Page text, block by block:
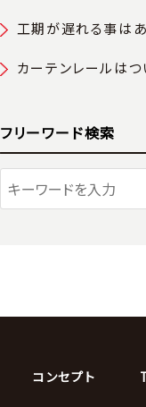
工期が遅れる事は
カーテンレールはつ
フリーワード検索
コンセプト